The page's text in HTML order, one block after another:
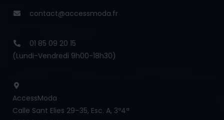
contact@accessmoda.fr
01 85 09 20 15
(Lundi-Vendredi 9h00-18h30)
AccessModa
Calle Sant Elies 29–35, Esc. A, 3º4ª